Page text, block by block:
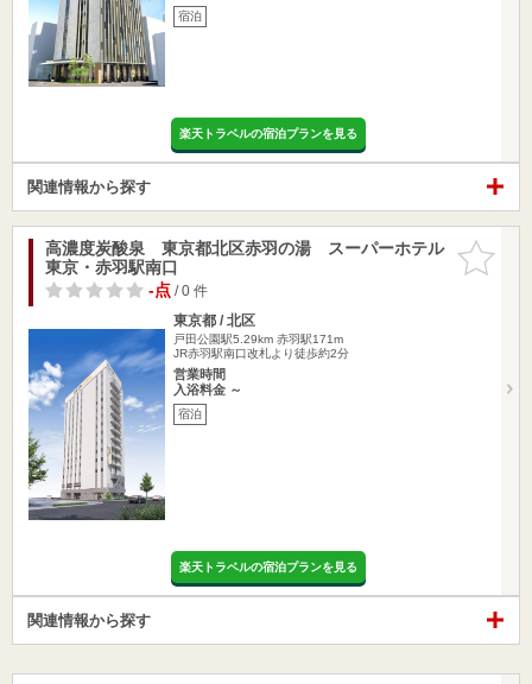
宿泊
楽天トラベルの宿泊プランを見る
関連情報から探す
お気に入
りに追加
高濃度炭酸泉 東京都北区赤羽の湯 スーパーホテル
東京・赤羽駅南口
-点/ 0 件
東京都 / 北区
戸田公園駅5.29km 赤羽駅171m
JR赤羽駅南口改札より徒歩約2分
営業時間
入浴料金 ～
宿泊
楽天トラベルの宿泊プランを見る
関連情報から探す